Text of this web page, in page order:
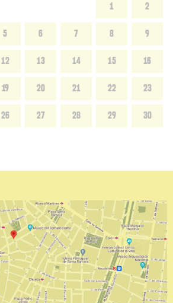
1 2
5 6 7 8 9
12 13 14 15 16
19 20 21 22 23
26 27 28 29 30